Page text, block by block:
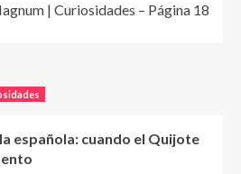
| Curiosidades – Página 18
española: cuando el Quijote